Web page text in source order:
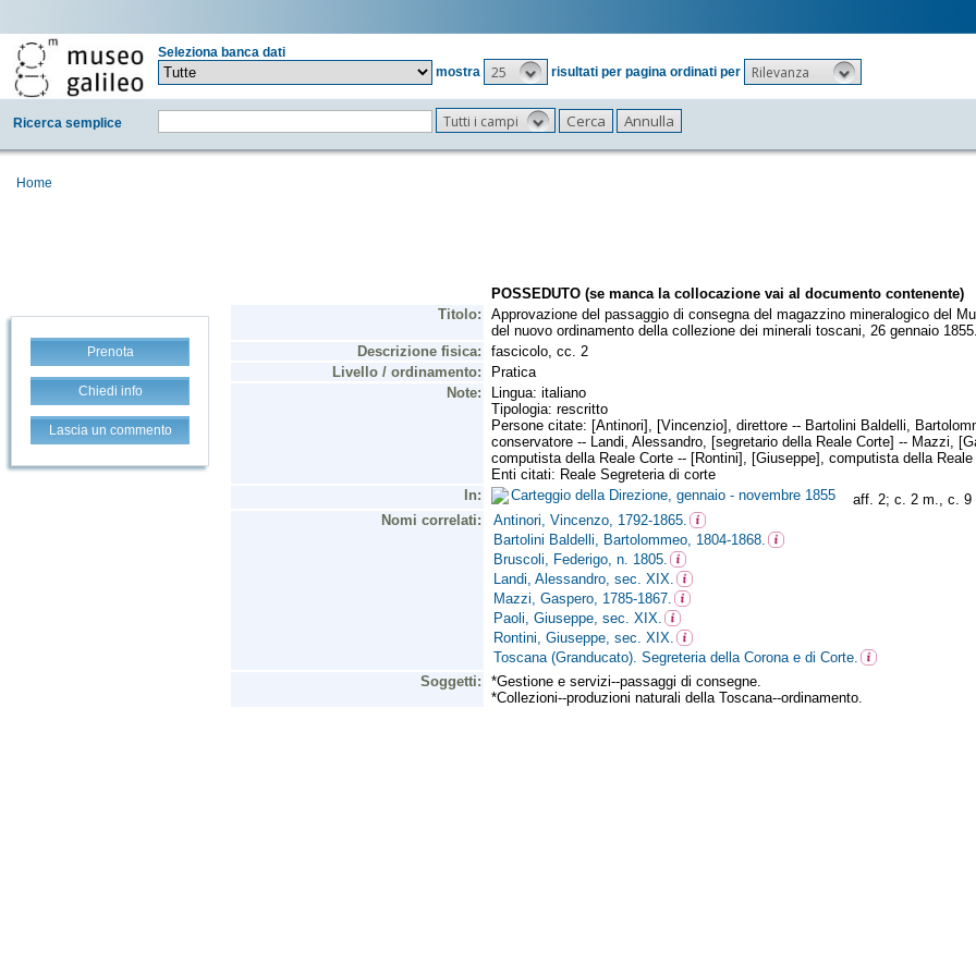
Seleziona banca dati
mostra
25 risultati per pagina ordinati per Rilevanza
Ricerca semplice Tutti i campi
Home
Prenota
Chiedi info
Lascia un commento